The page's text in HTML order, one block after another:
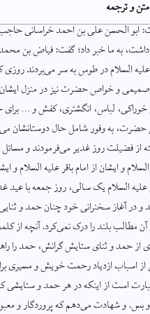
متن و ترجمه